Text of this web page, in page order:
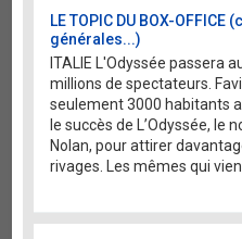
LE TOPIC DU BOX-
générales...)
ITALIE L'Odyssée passera
millions de spectateurs.
seulement 3000 habitants
le succès de L’Odyssée, le
Nolan, pour attirer
rivages. Les mêmes qui